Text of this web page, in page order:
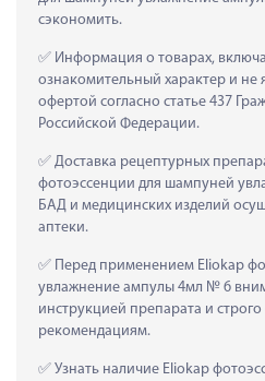
сэкономить.
Информация о товарах,
ознакомительный характер и не
офертой согласно статье 437
Российской Федерации.
Доставка рецептурных
фотоэссенции для шампуней
БАД и медицинских изделий
аптеки.
Перед применением Eliokap
увлажнение ампулы 4мл № 6
инструкцией препарата и
рекомендациям.
Узнать наличие Eliokap